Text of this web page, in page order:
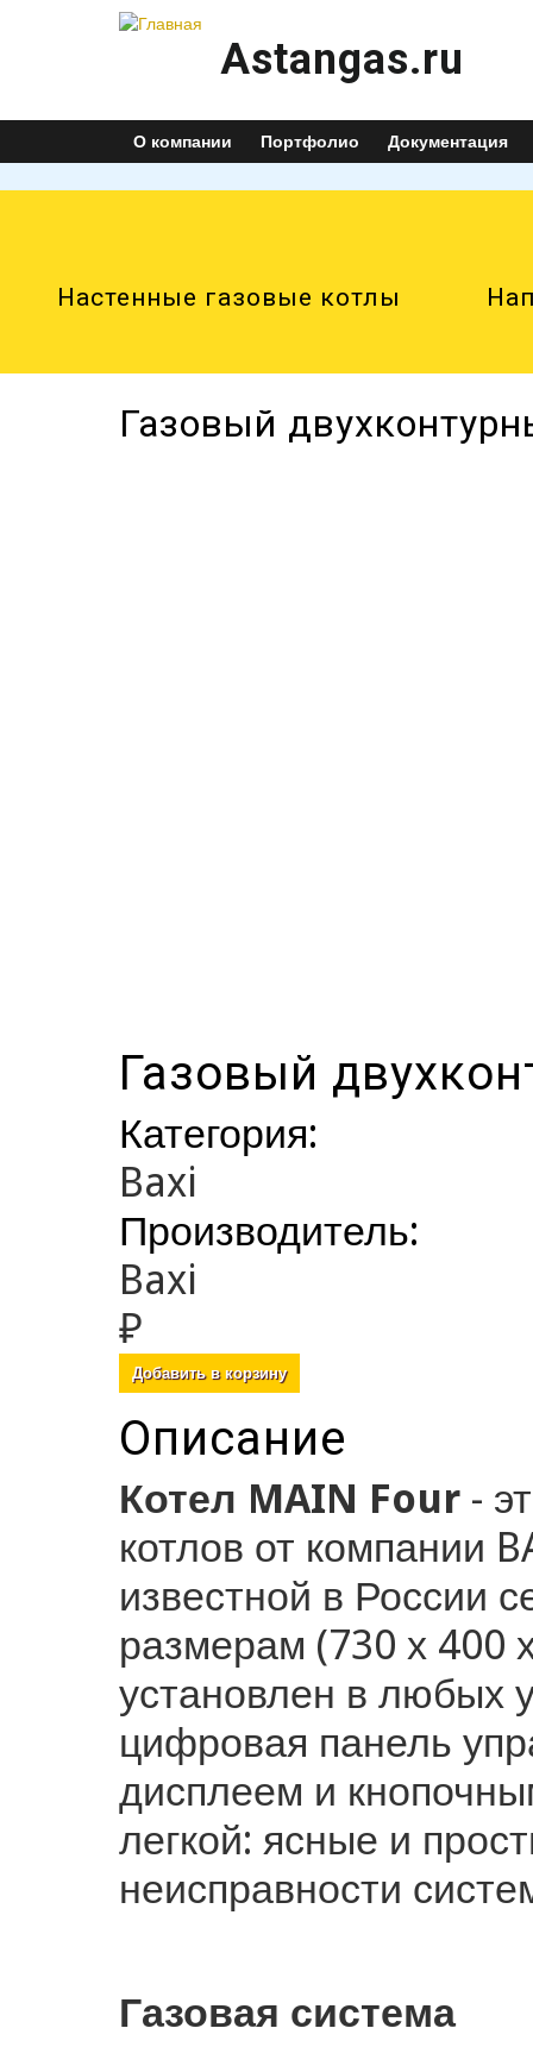
Astangas.ru
О компании Портфолио Документация
Настенные газовые котлы
Газовый
Газовый
Категория:
Baxi
Производитель:
Baxi
₽
Описание
Котел MAIN Four -
котлов от компании
известной в России
размерам (730 х 400
установлен в любых
цифровая панель
дисплеем и
легкой: ясные и
неисправности
Газовая система